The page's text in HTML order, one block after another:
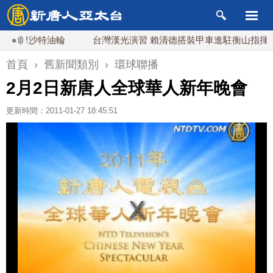
擊沙特油輪 台灣漢光演習 賴清德搭裝甲車進駐衡山指揮所
首頁 › 舊新聞類別 › 環球聯播
2月2日新唐人全球華人新年晚會
更新時間：2011-01-27 18:45:51